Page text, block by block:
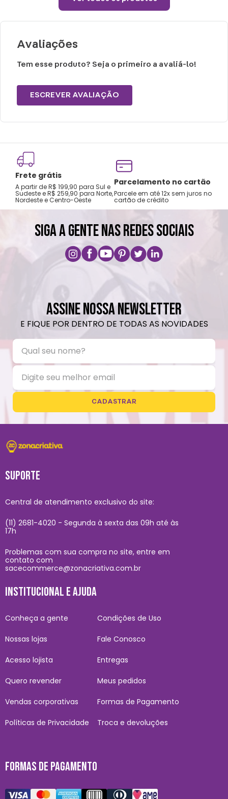
Lavar a mão com água fria.
Não usar alvejante.
Secagem natural.
Não passar e limpar a seco.
Avaliações
Tem esse produto? Seja o primeiro a avaliá-lo!
ESCREVER AVALIAÇÃO
Frete grátis
A partir de R$ 199,90 para Sul e
Sudeste e R$ 259,90 para Norte,
Nordeste e Centro-Oeste
Parcelamento no cartão
Parcele em até 12x sem juros no
cartão de crédito
SIGA A GENTE NAS REDES SOCIAIS
ASSINE NOSSA NEWSLETTER
E FIQUE POR DENTRO DE TODAS AS NOVIDADES
CADASTRAR
SUPORTE
Central de atendimento exclusivo do site:
(11) 2681-4020 - Segunda à sexta das 09h até às
17h
Problemas com sua compra no site, entre em
contato com
sacecommerce@zonacriativa.com.br
INSTITUCIONAL E AJUDA
Conheça a gente
Nossas lojas
Acesso lojista
Quero revender
Vendas corporativas
Políticas de Privacidade
Condições de Uso
Fale Conosco
Entregas
Meus pedidos
Formas de Pagamento
Troca e devoluções
FORMAS DE PAGAMENTO